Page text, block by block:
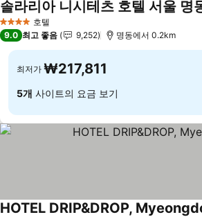
4 성급 호텔
솔라리아 니시테츠 호텔 서울 명
9.0 최고 좋음 9,252 명동에서 0.2km
최저가 ₩217,811
5개 사이트의 요금 보기
HOTEL DRIP&DROP,